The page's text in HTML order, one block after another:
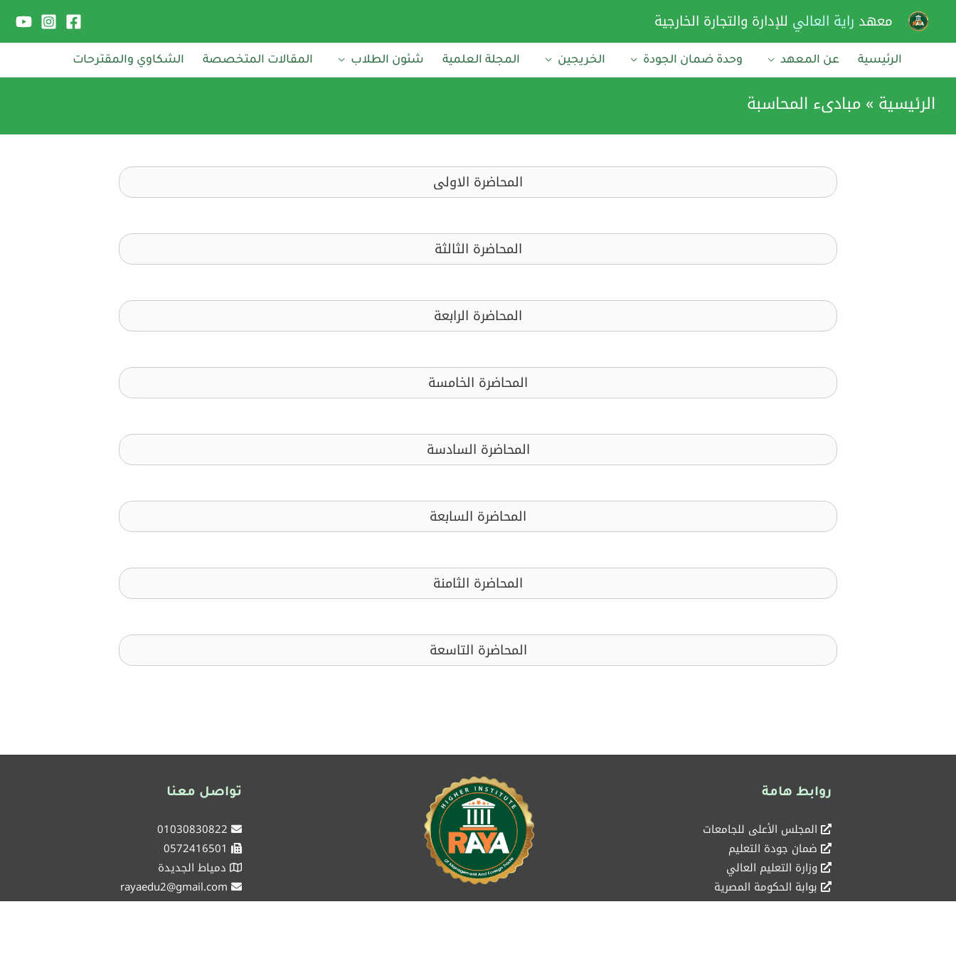
المحتوى
معهد راية العالي للإدارة والتجارة الخارجية
الرئيسية عن المعهد وحدة ضمان الجودة الخريجين المجلة العلمية شئون الطلاب المقالات المتخصصة الشكاوي والمقترحات
الرئيسية مبادىء المحاسبة
المحاضرة الاولى
المحاضرة الثالثة
المحاضرة الرابعة
المحاضرة الخامسة
المحاضرة السادسة
المحاضرة السابعة
المحاضرة الثامنة
المحاضرة التاسعة
روابط هامة
المجلس الأعلى للجامعات
ضمان جودة التعليم
وزارة التعليم العالي
بوابة الحكومة المصرية
تواصل معنا
دمياط الجديدة